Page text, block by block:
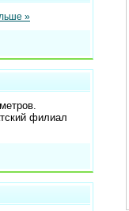
»
филиал